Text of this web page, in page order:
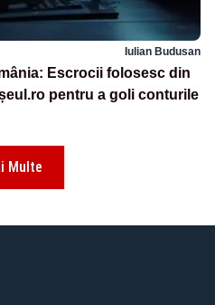
Iulian Budusan
Escrocii folosesc din
pentru a goli conturile
Multe